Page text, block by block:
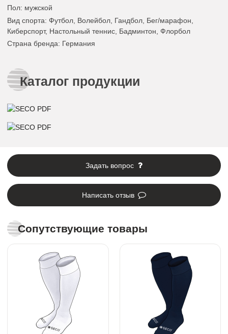
Пол: мужской
Вид спорта: Футбол, Волейбол, Гандбол, Бег/марафон,
Киберспорт, Настольный теннис, Бадминтон, Флорбол
Страна бренда: Германия
Каталог продукции
Задать вопрос
Написать отзыв
Сопутствующие товары